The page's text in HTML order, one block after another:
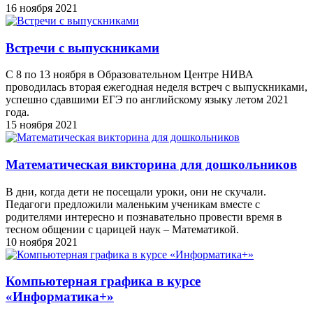
16 ноября 2021
Встречи с выпускниками
С 8 по 13 ноября в Образовательном Центре НИВА
проводилась вторая ежегодная неделя встреч с выпускниками,
успешно сдавшими ЕГЭ по английскому языку летом 2021
года.
15 ноября 2021
Математическая викторина для дошкольников
В дни, когда дети не посещали уроки, они не скучали.
Педагоги предложили маленьким ученикам вместе с
родителями интересно и познавательно провести время в
тесном общении с царицей наук – Математикой.
10 ноября 2021
Компьютерная графика в курсе
«Информатика+»